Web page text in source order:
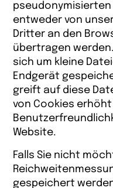
entweder von
Dritter an den
übertragen
sich um kleine
Endgerät
greift auf diese
von Cookies
Website.
Falls Sie nicht
gespeichert